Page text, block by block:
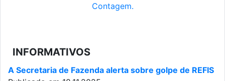
Contagem.
INFORMATIVOS
A Secretaria de Fazenda alerta sobre golpe de REFIS